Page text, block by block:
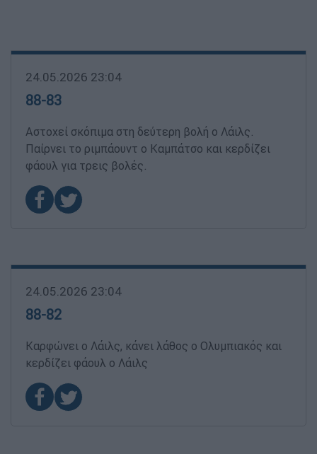
24.05.2026 23:04
88-83
Αστοχεί σκόπιμα στη δεύτερη βολή ο Λάιλς.
Παίρνει το ριμπάουντ ο Καμπάτσο και κερδίζει
φάουλ για τρεις βολές.
24.05.2026 23:04
88-82
Καρφώνει ο Λάιλς, κάνει λάθος ο Ολυμπιακός και
κερδίζει φάουλ ο Λάιλς